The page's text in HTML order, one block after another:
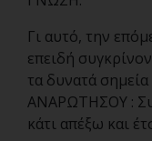
Γι αυτό, την
επειδή
τα δυνατά
ΑΝΑΡΩΤΗΣΟΥ :
κάτι απέξω και